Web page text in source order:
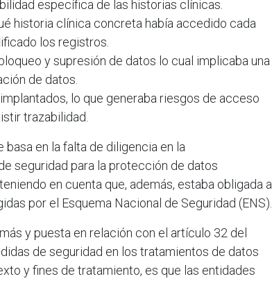
específica de las historias clínicas.
historia clínica concreta había accedido cada
los registros.
y supresión de datos lo cual implicaba una
de datos.
lo que generaba riesgos de acceso
trazabilidad.
basa en la falta de diligencia en la
seguridad para la protección de datos
en cuenta que, además, estaba obligada a
por el Esquema Nacional de Seguridad (ENS).
y puesta en relación con el artículo 32 del
de seguridad en los tratamientos de datos
y fines de tratamiento, es que las entidades